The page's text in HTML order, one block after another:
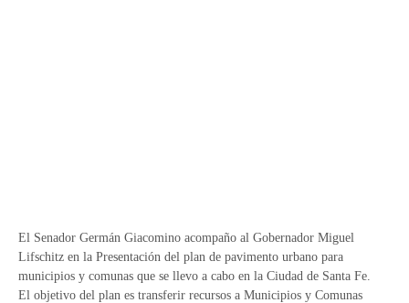
El Senador Germán Giacomino acompaño al Gobernador Miguel
Lifschitz en la Presentación del plan de pavimento urbano para
municipios y comunas que se llevo a cabo en la Ciudad de Santa Fe.
El objetivo del plan es transferir recursos a Municipios y Comunas